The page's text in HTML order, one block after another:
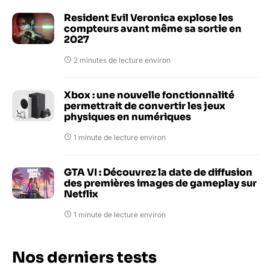
Resident Evil Veronica explose les
compteurs avant même sa sortie en
2027
2 minutes de lecture environ
Xbox : une nouvelle fonctionnalité
permettrait de convertir les jeux
physiques en numériques
1 minute de lecture environ
GTA VI : Découvrez la date de diffusion
des premières images de gameplay sur
Netflix
1 minute de lecture environ
Nos derniers tests